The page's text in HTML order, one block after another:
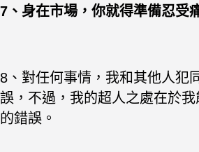
7、身在市場，你就得準備忍受
8、對任何事情，我和其他人犯
誤，不過，我的超人之處在於
的錯誤。